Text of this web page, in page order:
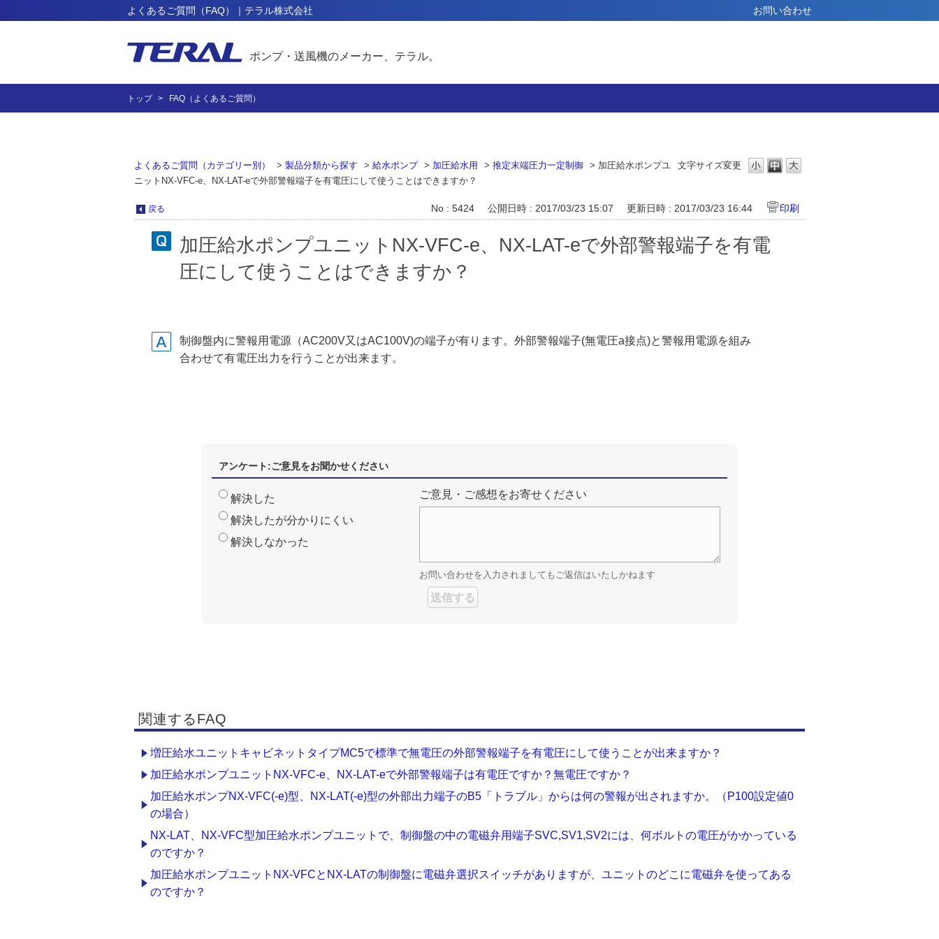
よくあるご質問（FAQ）｜テラル株式会社 お問い合わせ
ポンプ・送風機のメーカー、テラル。
トップ FAQ（よくあるご質問）
文字サイズ変更
よくあるご質問（カテゴリー別） > 製品分類から探す > 給水ポンプ > 加圧給水用 > 推定末端圧力一定制御 > 加圧給水ポンプユ
ニットNX-VFC-e、NX-LAT-eで外部警報端子を有電圧にして使うことはできますか？
戻る No : 5424 公開日時 : 2017/03/23 15:07 更新日時 : 2017/03/23 16:44 印刷
加圧給水ポンプユニットNX-VFC-e、NX-LAT-eで外部警報端子を有電
圧にして使うことはできますか？
制御盤内に警報用電源（AC200V又はAC100V)の端子が有ります。外部警報端子(無電圧a接点)と警報用電源を組み
合わせて有電圧出力を行うことが出来ます。
アンケート:ご意見をお聞かせください
解決した
解決したが分かりにくい
解決しなかった
ご意見・ご感想をお寄せください
お問い合わせを入力されましてもご返信はいたしかねます
関連するFAQ
増圧給水ユニットキャビネットタイプMC5で標準で無電圧の外部警報端子を有電圧にして使うことが出来ますか？
加圧給水ポンプユニットNX-VFC-e、NX-LAT-eで外部警報端子は有電圧ですか？無電圧ですか？
加圧給水ポンプNX-VFC(-e)型、NX-LAT(-e)型の外部出力端子のB5「トラブル」からは何の警報が出されますか。（P100設定値0
の場合）
NX-LAT、NX-VFC型加圧給水ポンプユニットで、制御盤の中の電磁弁用端子SVC,SV1,SV2には、何ボルトの電圧がかかっている
のですか？
加圧給水ポンプユニットNX-VFCとNX-LATの制御盤に電磁弁選択スイッチがありますが、ユニットのどこに電磁弁を使ってある
のですか？